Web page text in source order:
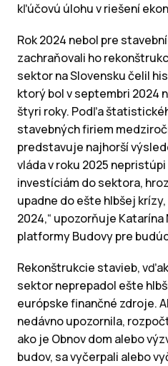
kľúčovú úlohu v riešení
Rok 2024 nebol pre
zachraňovali ho
sektor na Slovensku čelil
ktorý bol v septembri 2024
štyri roky. Podľa
stavebných firiem
predstavuje najhorší
vláda v roku 2025
investíciám do sektora,
upadne do ešte hlbšej
2024,“ upozorňuje
platformy Budovy pre
Rekonštrukcie stavieb,
sektor neprepadol ešte
európske finančné zdroje.
nedávno upozornila,
ako je Obnov dom alebo
budov, sa vyčerpali alebo